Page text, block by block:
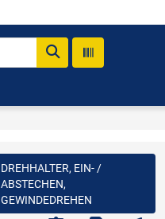
DREHHALTER, EIN- /
ABSTECHEN,
GEWINDEDREHEN